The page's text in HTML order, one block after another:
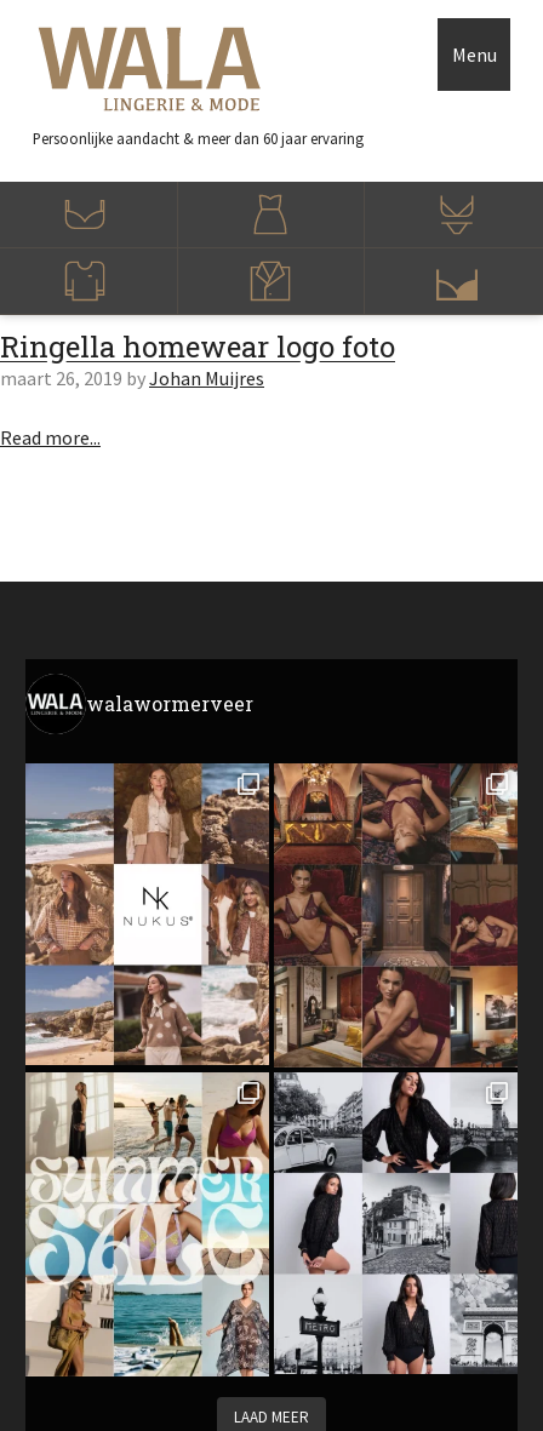
Persoonlijke aandacht & meer dan 60 jaar ervaring
Menu
Ringella homewear logo foto
maart 26, 2019 byJohan Muijres
Read more...
walawormerveer
LAAD MEER